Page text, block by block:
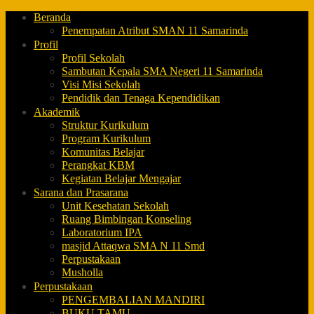
Beranda
Penempatan Atribut SMAN 11 Samarinda
Profil
Profil Sekolah
Sambutan Kepala SMA Negeri 11 Samarinda
Visi Misi Sekolah
Pendidik dan Tenaga Kependidikan
Akademik
Struktur Kurikulum
Program Kurikulum
Komunitas Belajar
Perangkat KBM
Kegiatan Belajar Mengajar
Sarana dan Prasarana
Unit Kesehatan Sekolah
Ruang Bimbingan Konseling
Laboratorium IPA
masjid Attaqwa SMA N 11 Smd
Perpustakaan
Musholla
Perpustakaan
PENGEMBALIAN MANDIRI